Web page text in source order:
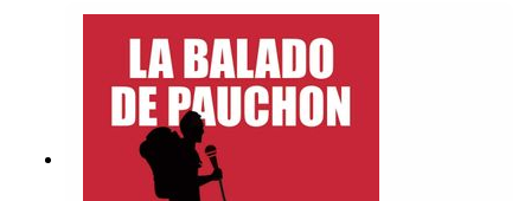
mariages, pour les rencontres que l'on peut faire.
Je vous laisse découvrir le résultat. Bonne
balado, bonne chance Anatole et beaucoup de
bonheur aux mariés !